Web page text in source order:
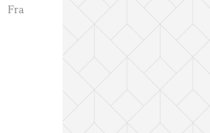
Fra